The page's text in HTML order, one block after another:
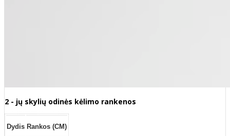
2 - jų skylių odinės kėlimo rankenos
Dydis Rankos (CM)